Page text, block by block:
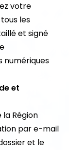
votre
les
et signé
numériques
et
Région
par e-mail
et le